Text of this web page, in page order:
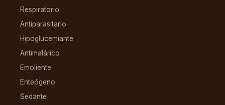
Respiratorio
Antiparasitario
Hipoglucemiante
Antimalárico
Emoliente
Enteógeno
Sedante